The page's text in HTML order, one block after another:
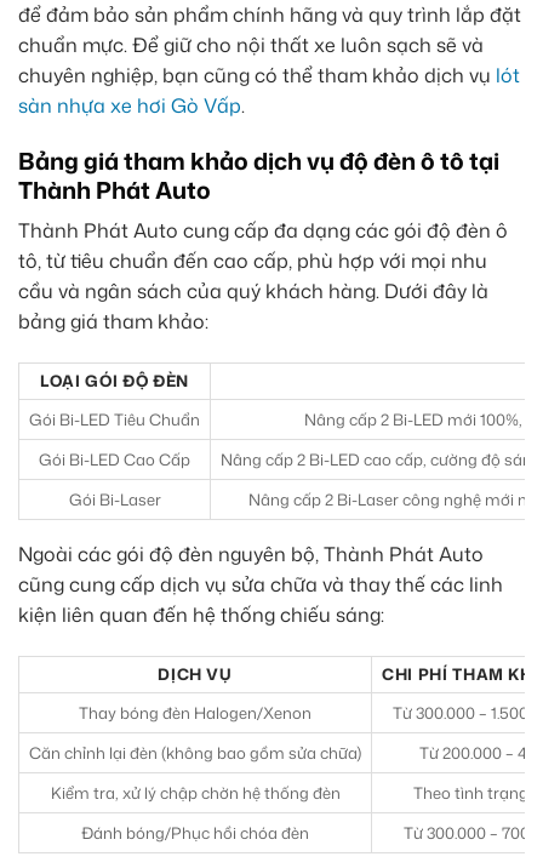
để đảm bảo sản phẩm chính hãng và quy trình lắp đặt
chuẩn mực. Để giữ cho nội thất xe luôn sạch sẽ và
chuyên nghiệp, bạn cũng có thể tham khảo dịch vụ lót
sàn nhựa xe hơi Gò Vấp.
Bảng giá tham khảo dịch vụ độ đèn ô tô tại
Thành Phát Auto
Thành Phát Auto cung cấp đa dạng các gói độ đèn ô
tô, từ tiêu chuẩn đến cao cấp, phù hợp với mọi nhu
cầu và ngân sách của quý khách hàng. Dưới đây là
bảng giá tham khảo:
LOẠI GÓI ĐỘ ĐÈN
Gói Bi-LED Tiêu Chuẩn
Nâng cấp 2 Bi-LED mới 100%,
Gói Bi-LED Cao Cấp
Nâng cấp 2 Bi-LED cao cấp, cường độ
Gói Bi-Laser
Nâng cấp 2 Bi-Laser công nghệ mới
Ngoài các gói độ đèn nguyên bộ, Thành Phát Auto
cũng cung cấp dịch vụ sửa chữa và thay thế các linh
kiện liên quan đến hệ thống chiếu sáng:
DỊCH VỤ
CHI PHÍ THAM
Thay bóng đèn Halogen/Xenon
Từ 300.000 –
Căn chỉnh lại đèn (không bao gồm sửa chữa)
Từ 200.000 –
Kiểm tra, xử lý chập chờn hệ thống đèn
Theo tình trạng
Đánh bóng/Phục hồi chóa đèn
Từ 300.000 –